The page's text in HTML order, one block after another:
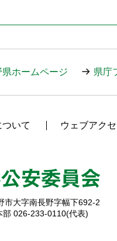
県ホームページ 県庁
ついて ウェブアク
市大字南長野字幅下692-2
部 026-233-0110(代表)